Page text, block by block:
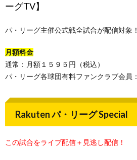
ーグTV】
パ・リーグ主催公式戦全試合が配信対象！
月額料金
通常：月額１５９５円（税込）
パ・リーグ各球団有料ファンクラブ会員
Rakuten パ・リーグ Special
この試合をライブ配信＋見逃し配信！